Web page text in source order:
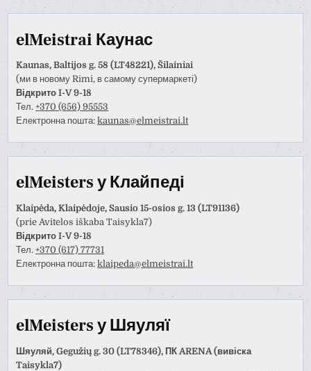
elMeistrai Каунас
Kaunas, Baltijos g. 58 (LT48221), Šilainiai
(ми в новому Rimi, в самому супермаркеті)
Відкрито I-V 9-18
Тел.+370 (656) 95553
Електронна пошта:kaunas@elmeistrai.lt
elMeisters у Клайпеді
Klaipėda, Klaipėdoje, Sausio 15-osios g. 13 (LT91136)
(prie Avitelos iškaba Taisykla7)
Відкрито I-V 9-18
Тел.+370 (617) 77731
Електронна пошта:klaipeda@elmeistrai.lt
elMeisters у Шяуляї
Шяуляй, Gegužių g. 30 (LT78346), ПК ARENA (вивіска
Taisykla7)